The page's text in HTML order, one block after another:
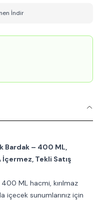
İndir
Bardak – 400 ML,
İçermez, Tekli Satış
ML hacmi, kırılmaz
içecek sunumlarınız için